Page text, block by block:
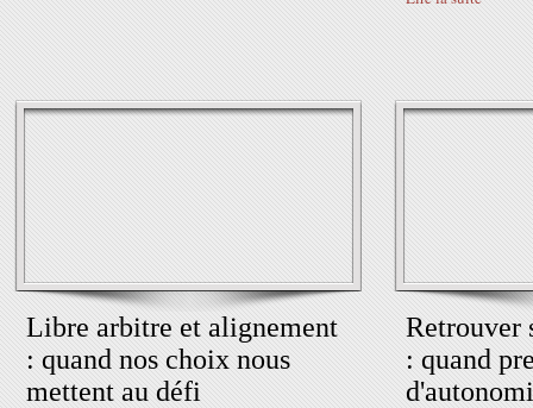
Libre arbitre et alignement
: quand nos choix nous
mettent au défi
Retrouver
: quand